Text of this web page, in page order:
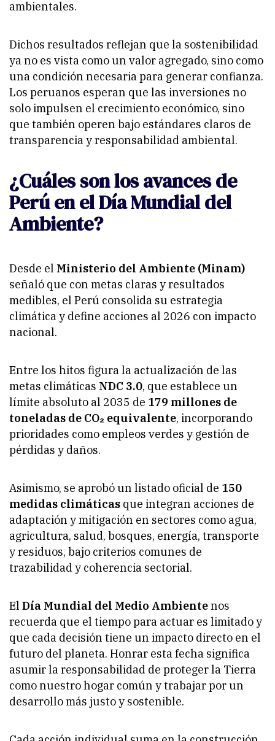
ambientales.
Dichos resultados reflejan que la sostenibilidad
ya no es vista como un valor agregado, sino como
una condición necesaria para generar confianza.
Los peruanos esperan que las inversiones no
solo impulsen el crecimiento económico, sino
que también operen bajo estándares claros de
transparencia y responsabilidad ambiental.
¿Cuáles son los avances de
Perú en el Día Mundial del
Ambiente?
Desde el Ministerio del Ambiente (Minam)
señaló que con metas claras y resultados
medibles, el Perú consolida su estrategia
climática y define acciones al 2026 con impacto
nacional.
Entre los hitos figura la actualización de las
metas climáticas NDC 3.0, que establece un
límite absoluto al 2035 de 179 millones de
toneladas de CO₂ equivalente, incorporando
prioridades como empleos verdes y gestión de
pérdidas y daños.
Asimismo, se aprobó un listado oficial de 150
medidas climáticas que integran acciones de
adaptación y mitigación en sectores como agua,
agricultura, salud, bosques, energía, transporte
y residuos, bajo criterios comunes de
trazabilidad y coherencia sectorial.
El Día Mundial del Medio Ambientenos
recuerda que el tiempo para actuar es limitado y
que cada decisión tiene un impacto directo en el
futuro del planeta. Honrar esta fecha significa
asumir la responsabilidad de proteger la Tierra
como nuestro hogar común y trabajar por un
desarrollo más justo y sostenible.